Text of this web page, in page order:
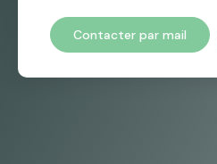
Contacter par mail